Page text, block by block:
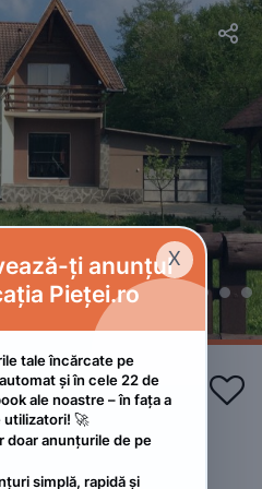

ziua situata
la 12

X
ți anunțul
Pieței.ro
tale încărcate pe
și în cele 22 de
ale noastre – în fața a
utilizatori! 🚀
doar anunțurile de pe
simplă, rapidă și